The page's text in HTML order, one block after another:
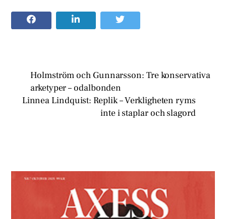
Holmström och Gunnarsson: Tre konservativa
arketyper – odalbonden
Linnea Lindquist: Replik – Verkligheten ryms
inte i staplar och slagord